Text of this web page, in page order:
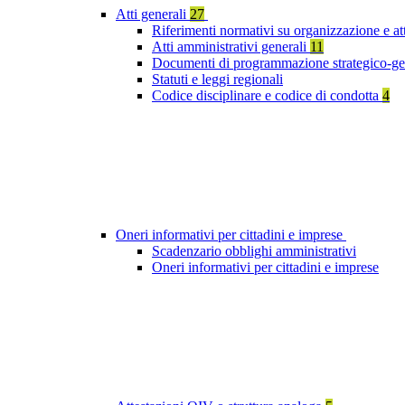
Atti generali 27
Riferimenti normativi su organizzazione e
Atti amministrativi generali 11
Documenti di programmazione strategico-
Statuti e leggi regionali
Codice disciplinare e codice di condotta 4
Oneri informativi per cittadini e imprese
Scadenzario obblighi amministrativi
Oneri informativi per cittadini e imprese